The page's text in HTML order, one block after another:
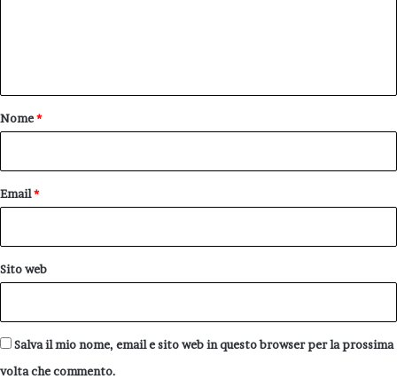
o
Nome*
Email*
Sito web
Salva il mio nome, email e sito web in questo browser per la prossima
volta che commento.